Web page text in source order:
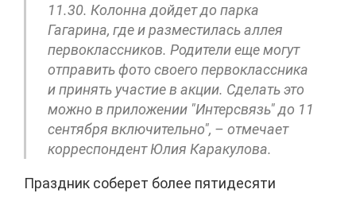
11.30. Колонна дойдет до парка
Гагарина, где и разместилась аллея
первоклассников. Родители еще могут
отправить фото своего первоклассника
и принять участие в акции. Сделать это
можно в приложении "Интерсвязь" до 11
сентября включительно", – отмечает
корреспондент Юлия Каракулова.
Праздник соберет более пятидесяти